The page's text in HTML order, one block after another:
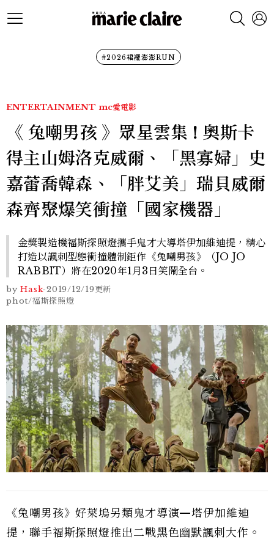
#2026裙襬澎澎RUN
ENTERTAINMENT mc愛電影
《 兔嘲男孩 》眾星雲集 ! 奧斯卡
得主山姆洛克威爾、「黑寡婦」史
嘉蕾喬韓森、「胖艾美」瑞貝威爾
森齊聚爆笑衝撞「國家機器」
金獎製造機福斯探照燈攜手鬼才大導塔伊加維迪提，精心
打造以諷刺型態衝撞體制鉅作《兔嘲男孩》（JO JO
RABBIT）將在2020年1月3日笑鬧全台。
by Hask-2019/12/19更新
phot/福斯探照燈
《兔嘲男孩》好萊塢另類鬼才導演—塔伊加維迪
提，聯手福斯探照燈推出二戰黑色幽默諷刺大作。